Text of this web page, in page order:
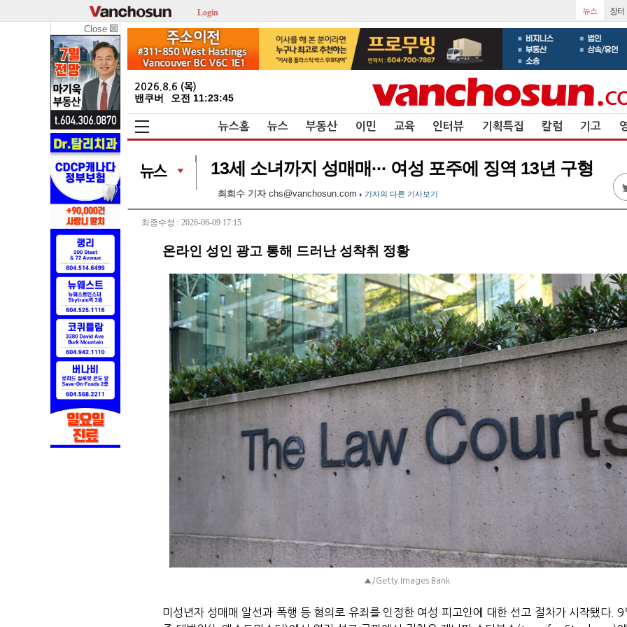
Login
Close
2026.8.6 (목)
밴쿠버 오전 11:23:46
뉴스홈 뉴스 부동산 이민 교육 인터뷰 기획특집 칼럼 기고
13세 소녀까지 성매매··· 여성 포주에 징역 13년 구형
최희수 기자 chs@vanchosun.com 기자의 다른 기사보기
최종수정 : 2026-06-09 17:15
온라인 성인 광고 통해 드러난 성착취 정황
▲/Getty Images Bank
미성년자 성매매 알선과 폭행 등 혐의로 유죄를 인정한 여성 피고인에 대한 선고 절차가 시작됐다. 9